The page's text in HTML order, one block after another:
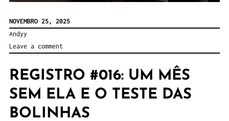
NOVEMBRO 25, 2025
Andyy
Leave a comment
REGISTRO #016: UM MÊS
SEM ELA E O TESTE DAS
BOLINHAS